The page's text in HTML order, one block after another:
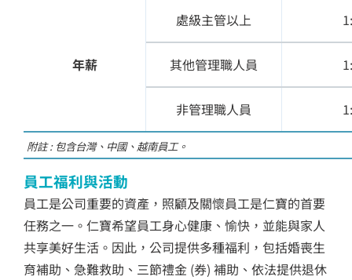
年薪
處級主管以上
其他管理職人員
非管理職人員
附註 : 包含台灣、中國、越南員工。
員工福利與活動
員工是公司重要的資產，照顧及關懷員工是仁寶的首要
任務之一。仁寶希望員工身心健康、愉快，並能與家人
共享美好生活。因此，公司提供多種福利，包括婚喪生
育補助、急難救助、三節禮金 (券) 補助、依法提供退休